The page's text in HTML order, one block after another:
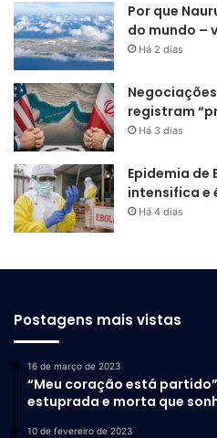
Por que
do mundo –
Há 2 dias
registram
Há 3 dias
Epidemia de
intensifica e
Há 4 dias
Postagens mais vistas
16 de março de 2023
“Meu coração está
estuprada e morta que
10 de fevereiro de 2023